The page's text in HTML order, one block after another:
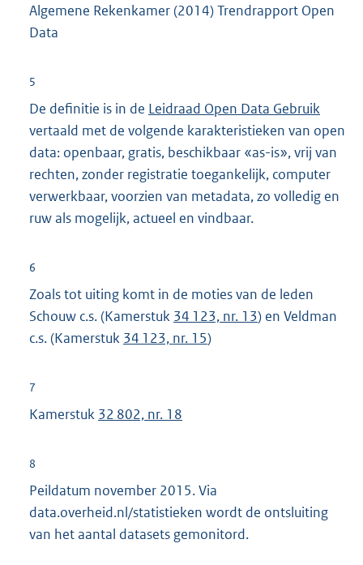
e
k
:
Algemene Rekenkamer (2014) Trendrapport Open
Data
5
De definitie is in de Leidraad Open Data Gebruik
vertaald met de volgende karakteristieken van open
data: openbaar, gratis, beschikbaar «as-is», vrij van
rechten, zonder registratie toegankelijk, computer
verwerkbaar, voorzien van metadata, zo volledig en
ruw als mogelijk, actueel en vindbaar.
6
Zoals tot uiting komt in de moties van de leden
Schouw c.s. (Kamerstuk 34 123, nr. 13) en Veldman
c.s. (Kamerstuk 34 123, nr. 15)
7
Kamerstuk 32 802, nr. 18
8
Peildatum november 2015. Via
data.overheid.nl/statistieken wordt de ontsluiting
van het aantal datasets gemonitord.